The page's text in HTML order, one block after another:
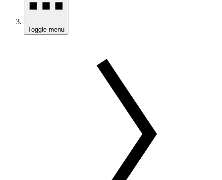
Toggle menu